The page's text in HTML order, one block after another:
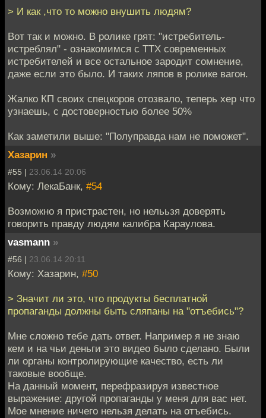
> И как ,что то можно внушить людям?
Вот так и можно. В ролике грят: "истребитель-
истреблял" - ознакомимся с ТТХ современных
истребителей и все остальное зародит сомнение,
даже если это было. И таких ляпов в ролике вагон.
Жалко КП своих спецкоров отозвало, теперь хер что
узнаешь, с достоверностью более 50%
Как заметили выше: "Полуправда нам не поможет".
Хазарин »
#55 | 23.06.14 20:06
Кому: ЛекаБанк, #54
Возможно я пристрастен, но нелььзя доверять
говорить правду людям калибра Караулова.
vasmann »
#56 | 23.06.14 20:11
Кому: Хазарин, #50
> Значит ли это, что продукты бесплатной
пропаганды должны быть сляпаны на "отъебись"?
Мне сложно тебе дать ответ. Например я не знаю
кем и на чьи деньги это видео было сделано. Были
ли органы контролирующие качество, есть ли
таковые вообще.
На данный момент, перефразируя известное
выражение: другой пропаганды у меня для вас нет.
Мое мнение ничего нельзя делать на отъебись.